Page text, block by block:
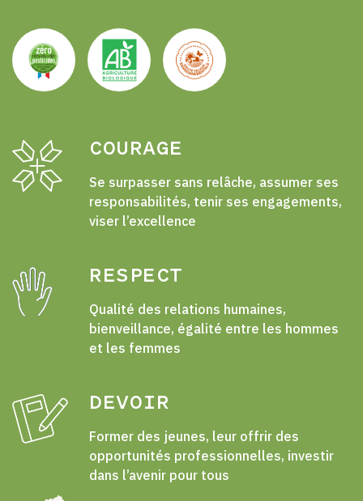
COURAGE
Se surpasser sans relâche, assumer ses
responsabilités, tenir ses engagements,
viser l’excellence
RESPECT
Qualité des relations humaines,
bienveillance, égalité entre les hommes
et les femmes
DEVOIR
Former des jeunes, leur offrir des
opportunités professionnelles, investir
dans l’avenir pour tous